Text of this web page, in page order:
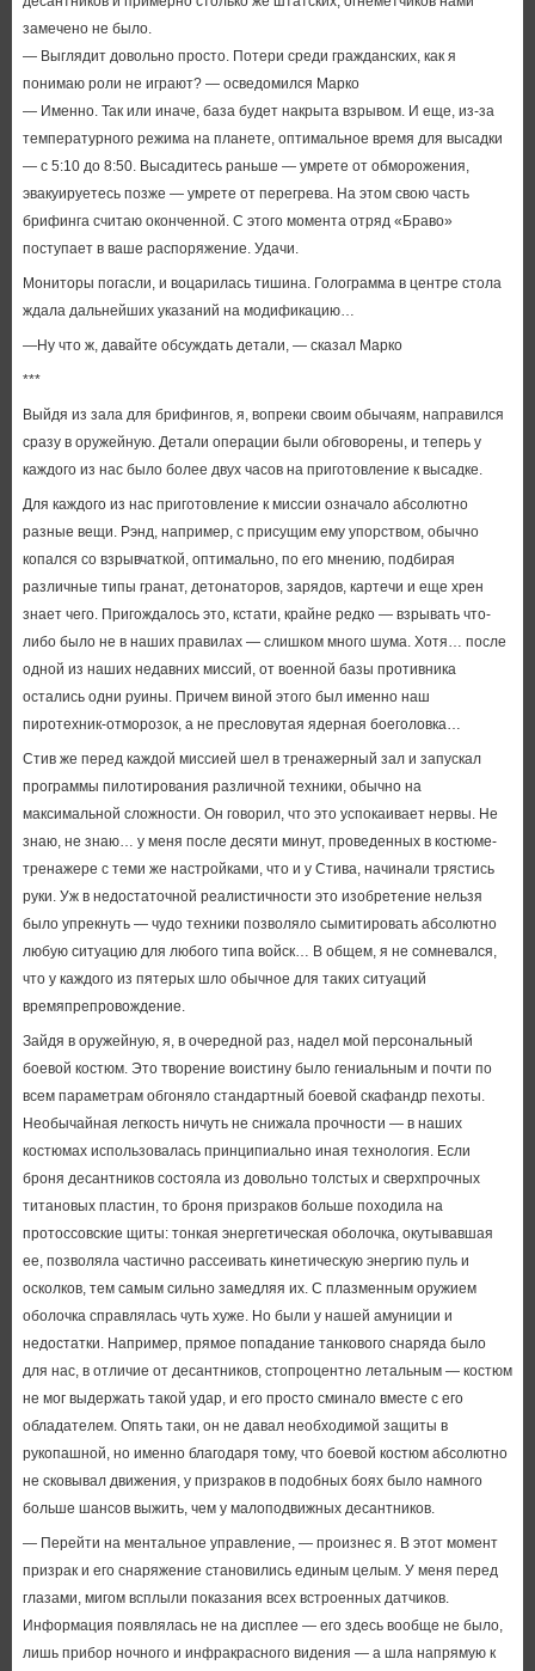
замечено не было.
— Выглядит довольно просто. Потери среди гражданских, как я
понимаю роли не играют? — осведомился Марко
— Именно. Так или иначе, база будет накрыта взрывом. И еще, из-за
температурного режима на планете, оптимальное время для высадки
— с 5:10 до 8:50. Высадитесь раньше — умрете от обморожения,
эвакуируетесь позже — умрете от перегрева. На этом свою часть
брифинга считаю оконченной. С этого момента отряд «Браво»
поступает в ваше распоряжение. Удачи.
Мониторы погасли, и воцарилась тишина. Голограмма в центре стола
ждала дальнейших указаний на модификацию…
—Ну что ж, давайте обсуждать детали, — сказал Марко
***
Выйдя из зала для брифингов, я, вопреки своим обычаям, направился
сразу в оружейную. Детали операции были обговорены, и теперь у
каждого из нас было более двух часов на приготовление к высадке.
Для каждого из нас приготовление к миссии означало абсолютно
разные вещи. Рэнд, например, с присущим ему упорством, обычно
копался со взрывчаткой, оптимально, по его мнению, подбирая
различные типы гранат, детонаторов, зарядов, картечи и еще хрен
знает чего. Пригождалось это, кстати, крайне редко — взрывать что-
либо было не в наших правилах — слишком много шума. Хотя… после
одной из наших недавних миссий, от военной базы противника
остались одни руины. Причем виной этого был именно наш
пиротехник-отморозок, а не пресловутая ядерная боеголовка…
Стив же перед каждой миссией шел в тренажерный зал и запускал
программы пилотирования различной техники, обычно на
максимальной сложности. Он говорил, что это успокаивает нервы. Не
знаю, не знаю… у меня после десяти минут, проведенных в костюме-
тренажере с теми же настройками, что и у Стива, начинали трястись
руки. Уж в недостаточной реалистичности это изобретение нельзя
было упрекнуть — чудо техники позволяло сымитировать абсолютно
любую ситуацию для любого типа войск… В общем, я не сомневался,
что у каждого из пятерых шло обычное для таких ситуаций
времяпрепровождение.
Зайдя в оружейную, я, в очередной раз, надел мой персональный
боевой костюм. Это творение воистину было гениальным и почти по
всем параметрам обгоняло стандартный боевой скафандр пехоты.
Необычайная легкость ничуть не снижала прочности — в наших
костюмах использовалась принципиально иная технология. Если
броня десантников состояла из довольно толстых и сверхпрочных
титановых пластин, то броня призраков больше походила на
протоссовские щиты: тонкая энергетическая оболочка, окутывавшая
ее, позволяла частично рассеивать кинетическую энергию пуль и
осколков, тем самым сильно замедляя их. С плазменным оружием
оболочка справлялась чуть хуже. Но были у нашей амуниции и
недостатки. Например, прямое попадание танкового снаряда было
для нас, в отличие от десантников, стопроцентно летальным — костюм
не мог выдержать такой удар, и его просто сминало вместе с его
обладателем. Опять таки, он не давал необходимой защиты в
рукопашной, но именно благодаря тому, что боевой костюм абсолютно
не сковывал движения, у призраков в подобных боях было намного
больше шансов выжить, чем у малоподвижных десантников.
— Перейти на ментальное управление, — произнес я. В этот момент
призрак и его снаряжение становились единым целым. У меня перед
глазами, мигом всплыли показания всех встроенных датчиков.
Информация появлялась не на дисплее — его здесь вообще не было,
лишь прибор ночного и инфракрасного видения — а шла напрямую к